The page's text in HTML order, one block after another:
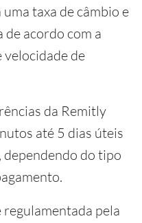
taxa de câmbio e
acordo com a
velocidade de
da Remitly
até 5 dias úteis
dependendo do tipo
regulamentada pela